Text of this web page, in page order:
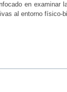
en examinar
al entorno físico-